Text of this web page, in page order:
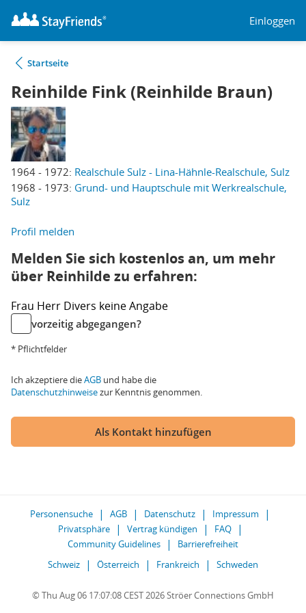
Einloggen
Startseite
Reinhilde Fink (Reinhilde Braun)
1964 - 1972: Realschule Sulz - Lina-Hähnle-Realschule, Sulz
1968 - 1973: Grund- und Hauptschule mit Werkrealschule,
Sulz
Profil melden
Melden Sie sich kostenlos an, um mehr
über Reinhilde zu erfahren:
Frau Herr Divers keine Angabe
vorzeitig abgegangen?
* Pflichtfelder
Ich akzeptiere dieAGB und habe die
Datenschutzhinweisezur Kenntnis genommen.
Als Kontakt hinzufügen
Personensuche AGB Datenschutz
Impressum
Privatsphäre
Vertrag kündigen
FAQ
Community Guidelines
Barrierefreiheit
Schweiz
Österreich Frankreich Schweden
© Thu Aug 06 17:07:08 CEST 2026 Ströer Connections GmbH